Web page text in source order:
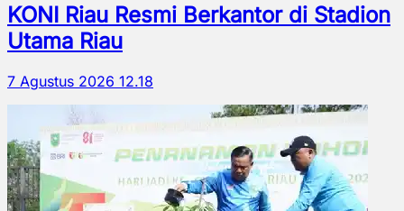
KONI Riau Resmi Berkantor di Stadion
Utama Riau
7 Agustus 2026 12.18